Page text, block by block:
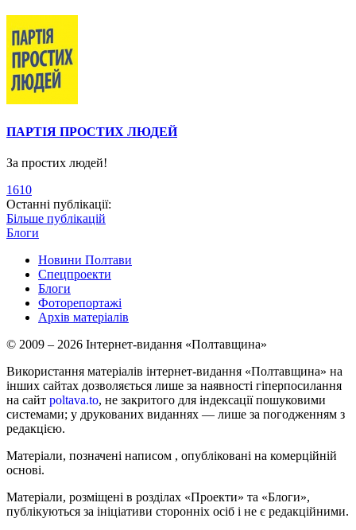
ПАРТІЯ ПРОСТИХ ЛЮДЕЙ
За простих людей!
1610
Останні публікації:
Більше публікацій
Блоги
Новини Полтави
Спецпроекти
Блоги
Фоторепортажі
Архів матеріалів
© 2009 – 2026 Інтернет-видання «Полтавщина»
Використання матеріалів інтернет-видання «Полтавщина» на
інших сайтах дозволяється лише за наявності гіперпосилання
на сайт poltava.to, не закритого для індексації пошуковими
системами; у друкованих виданнях — лише за погодженням з
редакцією.
Матеріали, позначені написом , опубліковані на комерційній
основі.
Матеріали, розміщені в розділах «Проекти» та «Блоги»,
публікуються за ініціативи сторонніх осіб і не є редакційними.